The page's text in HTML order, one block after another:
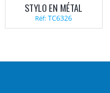
STYLO EN MÉTAL
Réf: TC6326